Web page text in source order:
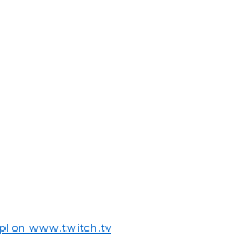
on www.twitch.tv